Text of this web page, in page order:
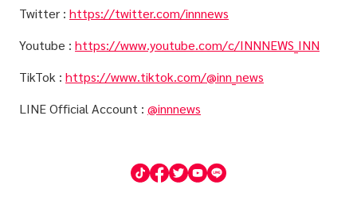
Twitter : https://twitter.com/innnews
Youtube : https://www.youtube.com/c/INNNEWS_INN
TikTok : https://www.tiktok.com/@inn_news
LINE Official Account : @innnews